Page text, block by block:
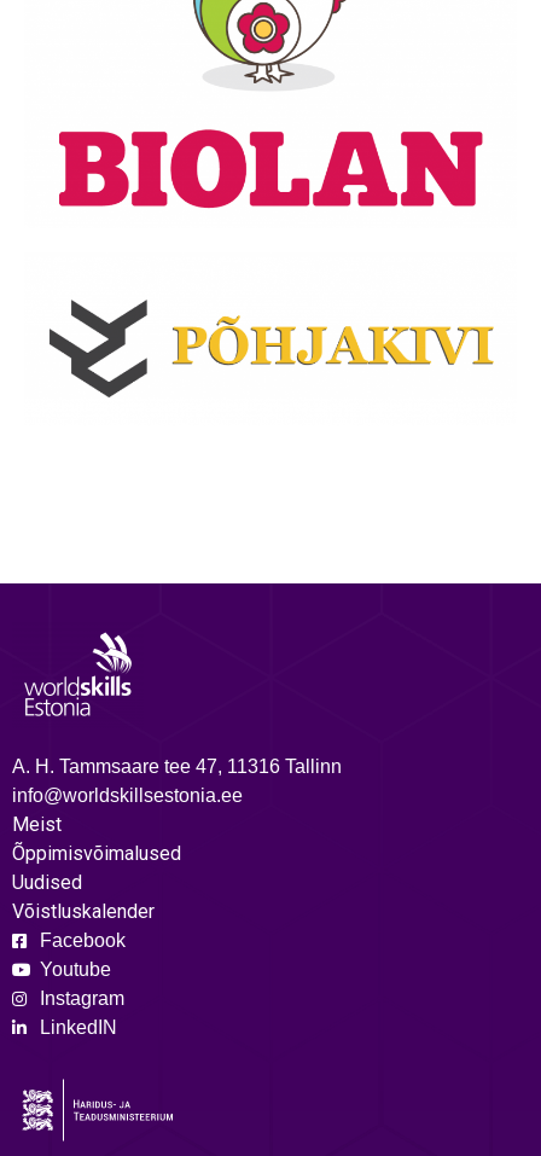
A. H. Tammsaare tee 47, 11316 Tallinn
info@worldskillsestonia.ee
Meist
Õppimisvõimalused
Uudised
Võistluskalender
Facebook
Youtube
Instagram
LinkedIN